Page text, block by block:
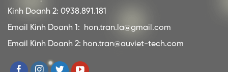
Kinh Doanh 2: 0938.891.181
Email Kinh Doanh 1:
hon.tran.la@gmail.com
Email Kinh Doanh 2: hon.tran@auviet-tech.com